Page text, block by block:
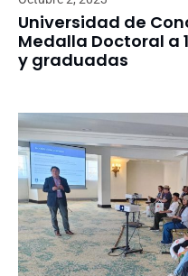
Universidad de
Medalla Doctoral a
y graduadas